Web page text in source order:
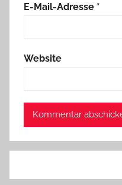
E-Mail-Adresse *
Website